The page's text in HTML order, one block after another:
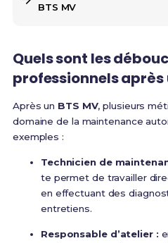
BTS MV
Quels sont les
professionnels après
Après un BTS MV, plusieurs
domaine de la maintenance
exemples :
Technicien de
te permet de travailler
en effectuant des
entretiens.
Responsable d’atelier :